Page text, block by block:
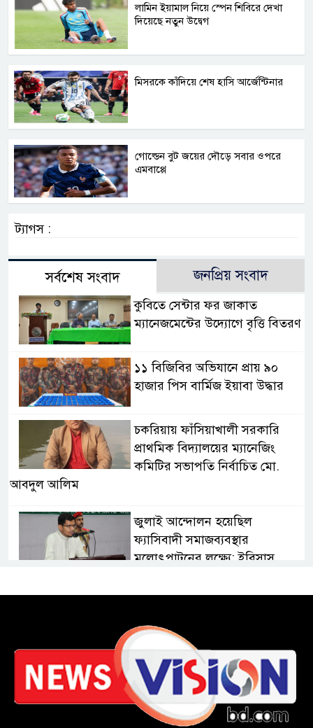
লামিন ইয়ামাল নিয়ে স্পেন শিবিরে দেখা
দিয়েছে নতুন উদ্বেগ
মিসরকে কাঁদিয়ে শেষ হাসি আর্জেন্টিনার
গোল্ডেন বুট জয়ের দৌড়ে সবার ওপরে
এমবাপ্পে
ট্যাগস :
সর্বশেষ সংবাদ জনপ্রিয় সংবাদ
কুবিতে সেন্টার ফর জাকাত
ম্যানেজমেন্টের উদ্যোগে বৃত্তি বিতরণ
১১ বিজিবির অভিযানে প্রায় ৯০
হাজার পিস বার্মিজ ইয়াবা উদ্ধার
চকরিয়ায় ফাঁসিয়াখালী সরকারি
প্রাথমিক বিদ্যালয়ের ম্যানেজিং
কমিটির সভাপতি নির্বাচিত মো.
আবদুল আলিম
জুলাই আন্দোলন হয়েছিল
ফ্যাসিবাদী সমাজব্যবস্থার
মূলোৎপাটনের লক্ষ্যে; ইবিসাস
পালন করছে তানযীমুল উম্মাহ
আলিম মাদ্রাসা
জুলাই গণঅভ্যুত্থান দিবসে কুবি
ছাত্রদলের পরিচ্ছন্নতা ও বৃক্ষরোপণ
কর্মসূচি